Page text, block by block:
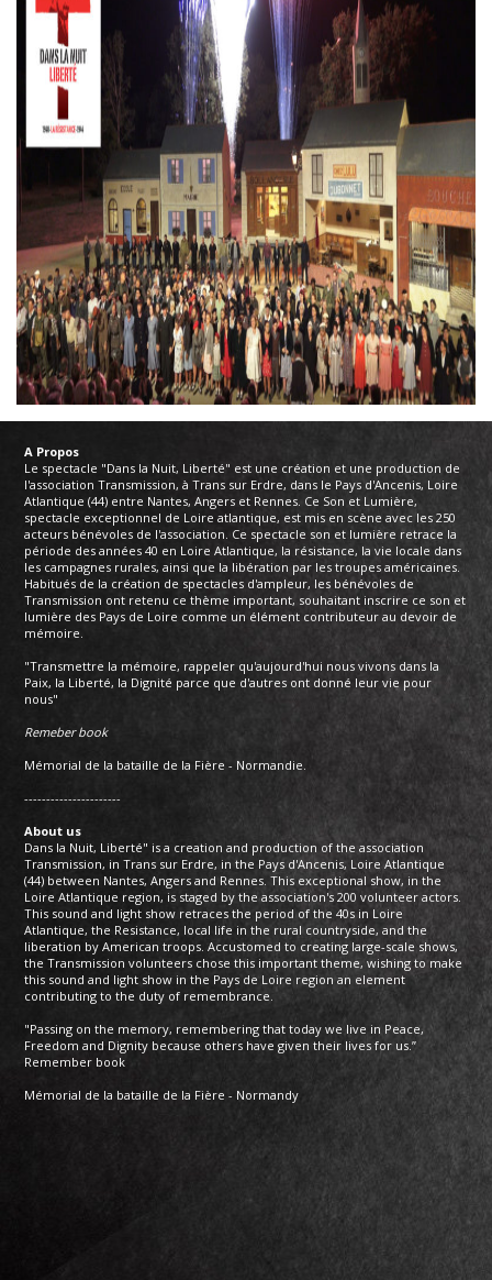
A Propos
Le spectacle "Dans la Nuit, Liberté" est une création et une production de
l'association Transmission, à Trans sur Erdre, dans le Pays d'Ancenis, Loire
Atlantique (44) entre Nantes, Angers et Rennes. Ce Son et Lumière,
spectacle exceptionnel de Loire atlantique, est mis en scène avec les 250
acteurs bénévoles de l'association. Ce spectacle son et lumière retrace la
période des années 40 en Loire Atlantique, la résistance, la vie locale dans
les campagnes rurales, ainsi que la libération par les troupes américaines.
Habitués de la création de spectacles d'ampleur, les bénévoles de
Transmission ont retenu ce thème important, souhaitant inscrire ce son et
lumière des Pays de Loire comme un élément contributeur au devoir de
mémoire.
"Transmettre la mémoire, rappeler qu'aujourd'hui nous vivons dans la
Paix, la Liberté, la Dignité parce que d'autres ont donné leur vie pour
nous"
Remeber book
Mémorial de la bataille de la Fière - Normandie.
----------------------
About us
Dans la Nuit, Liberté" is a creation and production of the association
Transmission, in Trans sur Erdre, in the Pays d'Ancenis, Loire Atlantique
(44) between Nantes, Angers and Rennes. This exceptional show, in the
Loire Atlantique region, is staged by the association's 200 volunteer actors.
This sound and light show retraces the period of the 40s in Loire
Atlantique, the Resistance, local life in the rural countryside, and the
liberation by American troops. Accustomed to creating large-scale shows,
the Transmission volunteers chose this important theme, wishing to make
this sound and light show in the Pays de Loire region an element
contributing to the duty of remembrance.
"Passing on the memory, remembering that today we live in Peace,
Freedom and Dignity because others have given their lives for us.”
Remember book
Mémorial de la bataille de la Fière - Normandy